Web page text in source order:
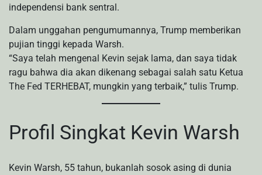
independensi bank sentral.
Dalam unggahan pengumumannya, Trump memberikan
pujian tinggi kepada Warsh.
“Saya telah mengenal Kevin sejak lama, dan saya tidak
ragu bahwa dia akan dikenang sebagai salah satu Ketua
The Fed TERHEBAT, mungkin yang terbaik,” tulis Trump.
Profil Singkat Kevin Warsh
Kevin Warsh, 55 tahun, bukanlah sosok asing di dunia